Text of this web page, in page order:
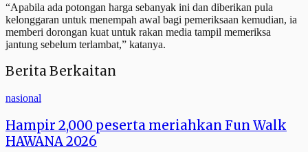
​“Apabila ada potongan harga sebanyak ini dan diberikan pula
kelonggaran untuk menempah awal bagi pemeriksaan kemudian, ia
memberi dorongan kuat untuk rakan media tampil memeriksa
jantung sebelum terlambat,” katanya.
Berita Berkaitan
nasional
Hampir 2,000 peserta meriahkan Fun Walk
HAWANA 2026